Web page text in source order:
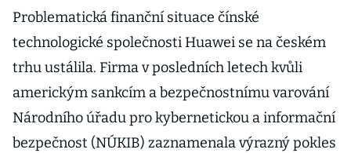
Problematická finanční situace čínské
technologické společnosti Huawei se na českém
trhu ustálila. Firma v posledních letech kvůli
americkým sankcím a bezpečnostnímu varování
Národního úřadu pro kybernetickou a informační
bezpečnost (NÚKIB) zaznamenala výrazný pokles